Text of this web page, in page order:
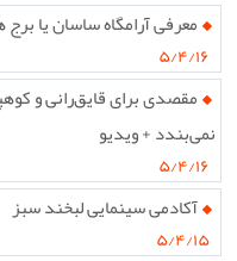
معرفی آرامگاه ساسان یا
۵/۴/۱۶
مقصدی برای قایق‌رانی و
نمی‌بندد + ویدیو
۵/۴/۱۶
آکادمی سینمایی لبخند سبز
۵/۴/۱۵